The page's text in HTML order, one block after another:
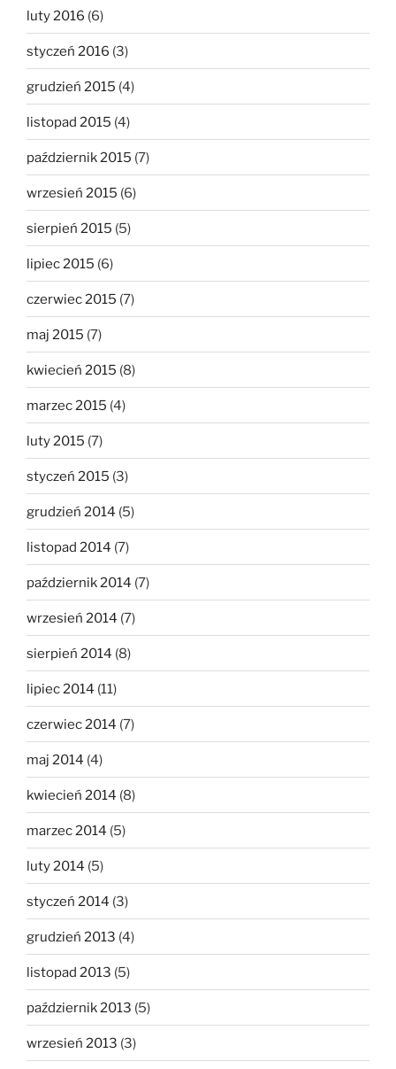
luty 2016 (6)
styczeń 2016 (3)
grudzień 2015 (4)
listopad 2015 (4)
październik 2015 (7)
wrzesień 2015 (6)
sierpień 2015 (5)
lipiec 2015 (6)
czerwiec 2015 (7)
maj 2015 (7)
kwiecień 2015 (8)
marzec 2015 (4)
luty 2015 (7)
styczeń 2015 (3)
grudzień 2014 (5)
listopad 2014 (7)
październik 2014 (7)
wrzesień 2014 (7)
sierpień 2014 (8)
lipiec 2014 (11)
czerwiec 2014 (7)
maj 2014 (4)
kwiecień 2014 (8)
marzec 2014 (5)
luty 2014 (5)
styczeń 2014 (3)
grudzień 2013 (4)
listopad 2013 (5)
październik 2013 (5)
wrzesień 2013 (3)